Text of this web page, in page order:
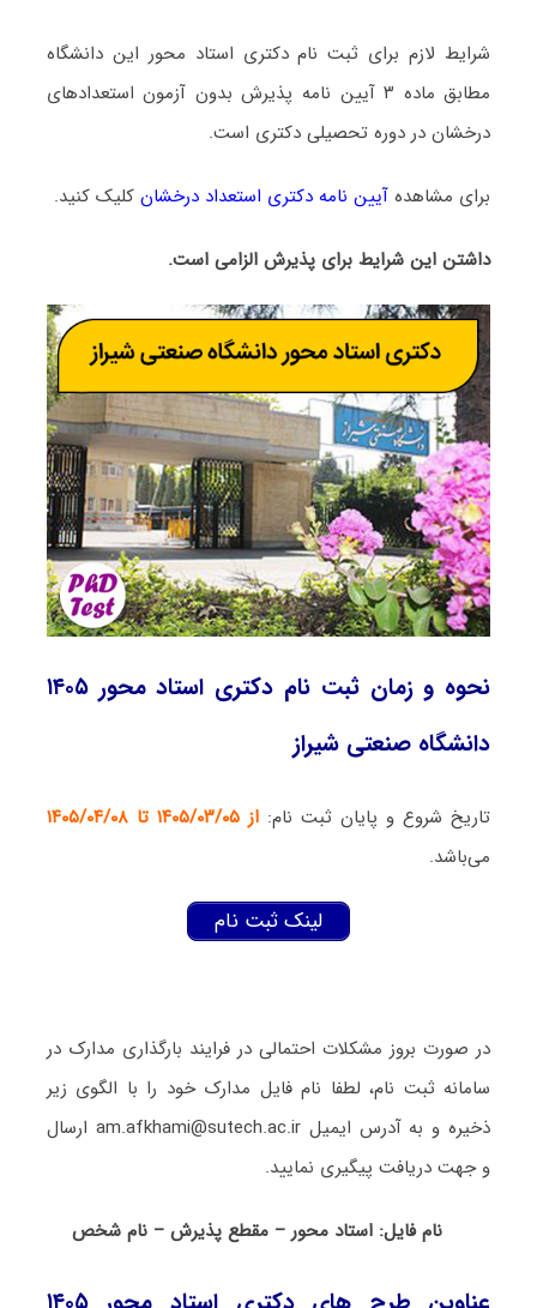
شرایط لازم برای ثبت نام دکتری استاد محور این دانشگاه
مطابق ماده ۳ آیین نامه پذیرش بدون آزمون استعدادهای
درخشان در دوره تحصیلی دکتری است.
برای مشاهدهآیین نامه دکتری استعداد درخشانکلیک کنید.
داشتن این شرایط برای پذیرش الزامی است.
نحوه و زمان ثبت نام دکتری استاد محور ۱۴۰۵
دانشگاه صنعتی شیراز
تاریخ شروع و پایان ثبت نام: از ۱۴۰۵/۰۳/۰۵ تا ۱۴۰۵/۰۴/۰۸
می‌باشد.
لینک ثبت نام
در صورت بروز مشکلات احتمالی در فرایند بارگذاری مدارک در
سامانه ثبت نام، لطفا نام فایل مدارک خود را با الگوی زیر
ذخیره و به آدرس ایمیل am.afkhami@sutech.ac.ir ارسال
و جهت دریافت پیگیری نمایید.
نام فایل: استاد محور – مقطع پذیرش – نام شخص